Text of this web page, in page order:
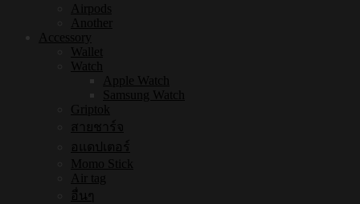
Airpods
Another
Accessory
Wallet
Watch
Apple Watch
Samsung Watch
Griptok
สายชาร์จ
อแดปเตอร์
Momo Stick
Air tag
อื่นๆ